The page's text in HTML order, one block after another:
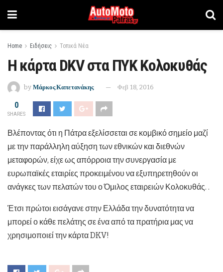
Home Ειδήσεις Τοπικά Νέα
Η κάρτα DKV στα ΠΥΚ Κολοκυθάς
by Μάρκος Καπετανάκης Φεβ 18, 2016
0
SHARES
Βλέποντας ότι η Πάτρα εξελίσσεται σε κομβικό σημείο μαζί
με την παράλληλη αύξηση των εθνικών και διεθνών
μεταφορών, είχε ως απόρροια την συνεργασία με
ευρωπαϊκές εταιρίες προκειμένου να εξυπηρετηθούν οι
ανάγκες των πελατών του ο Όμιλος εταιρειών Κολοκυθάς. .
Έτσι πρώτοι εισάγανε στην Ελλάδα την δυνατότητα να
μπορεί ο κάθε πελάτης σε ένα από τα πρατήρια μας να
χρησιμοποιεί την κάρτα DKV!